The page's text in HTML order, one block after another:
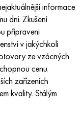
informace
dni. Zkušení
připraveni
v jakýchkoli
ze vzácných
cenu.
zařízeních
kvality. Stálým